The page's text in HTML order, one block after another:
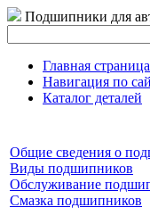
Подшипники для
Главная страница
Навигация по
Каталог деталей
Общие сведения о
Виды подшипников
Обслуживание
Смазка подшипников